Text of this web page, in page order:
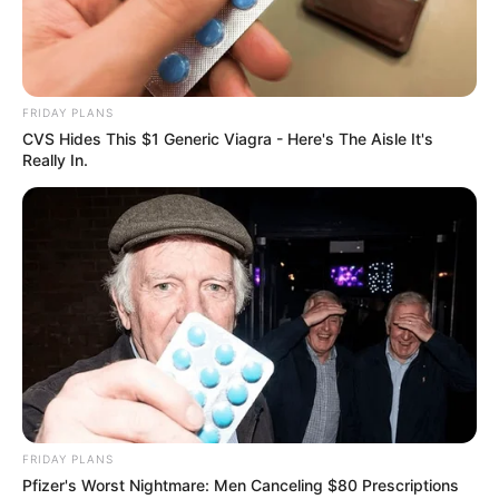
FRIDAY PLANS
CVS Hides This $1 Generic Viagra - Here's The Aisle It's
Really In.
FRIDAY PLANS
Pfizer's Worst Nightmare: Men Canceling $80 Prescriptions